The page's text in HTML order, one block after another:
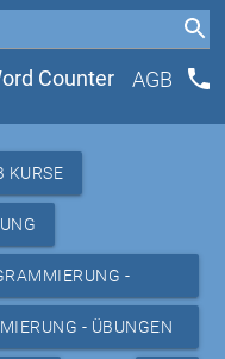
Counter AGB phone
KURSE
-
- ÜBUNGEN